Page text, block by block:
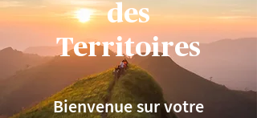
des
Territoires
Bienvenue sur votre